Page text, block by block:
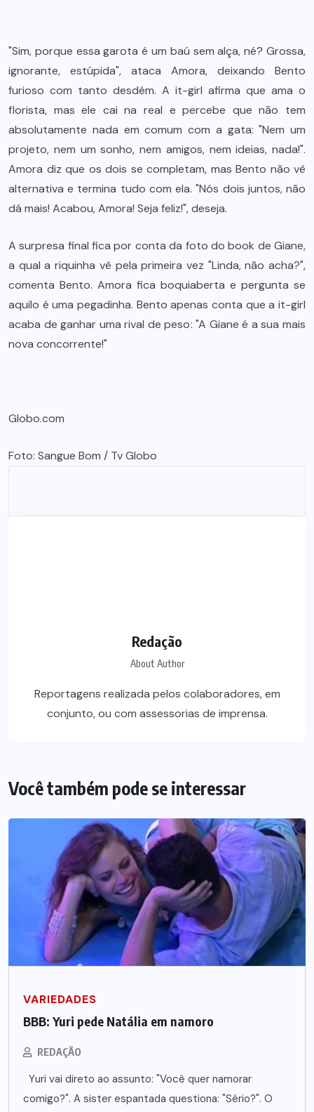
"Sim, porque essa garota é um baú sem alça, né? Grossa,
ignorante, estúpida", ataca Amora, deixando Bento
furioso com tanto desdém. A it-girl afirma que ama o
florista, mas ele cai na real e percebe que não tem
absolutamente nada em comum com a gata: "Nem um
projeto, nem um sonho, nem amigos, nem ideias, nada!".
Amora diz que os dois se completam, mas Bento não vê
alternativa e termina tudo com ela. "Nós dois juntos, não
dá mais! Acabou, Amora! Seja feliz!", deseja.
A surpresa final fica por conta da foto do book de Giane,
a qual a riquinha vê pela primeira vez "Linda, não acha?",
comenta Bento. Amora fica boquiaberta e pergunta se
aquilo é uma pegadinha. Bento apenas conta que a it-girl
acaba de ganhar uma rival de peso: "A Giane é a sua mais
nova concorrente!"
Globo.com
Foto: Sangue Bom / Tv Globo
Redação
About Author
Reportagens realizada pelos colaboradores, em
conjunto, ou com assessorias de imprensa.
Você também pode se interessar
VARIEDADES
BBB: Yuri pede Natália em namoro
REDAÇÃO
Yuri vai direto ao assunto: "Você quer namorar
comigo?". A sister espantada questiona: "Sério?". O